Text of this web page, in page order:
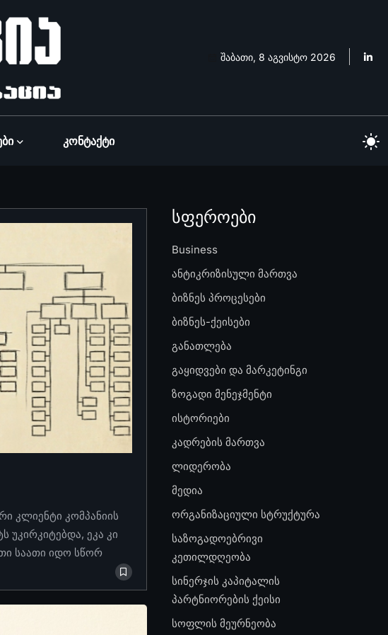
შაბათი, 8 აგვისტო 2026
Კონტაქტი
კლიენტი კომპანიის
უკირკიტებდა, ეკა კი
საათი იდო სწორ
სფეროები
Business
ანტიკრიზისული მართვა
ბიზნეს პროცესები
ბიზნეს-ქეისები
განათლება
გაყიდვები და მარკეტინგი
ზოგადი მენეჯმენტი
ისტორიები
კადრების მართვა
ლიდერობა
მედია
ორგანიზაციული სტრუქტურა
საზოგადოებრივი
კეთილდღეობა
სინერჯის კაპიტალის
პარტნიორების ქეისი
სოფლის მეურნეობა